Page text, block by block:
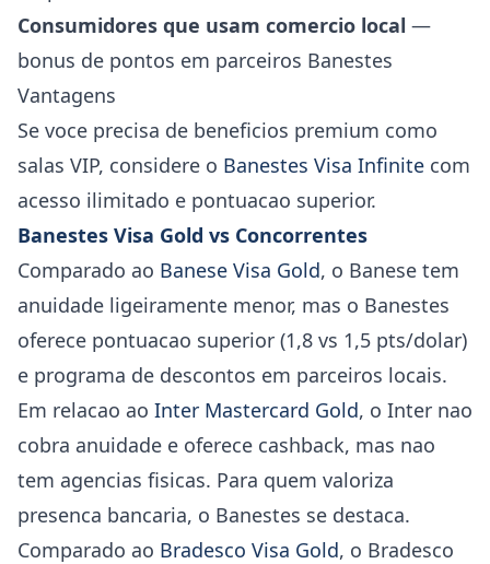
Consumidores que usam comercio local —
bonus de pontos em parceiros Banestes
Vantagens
Se voce precisa de beneficios premium como
salas VIP, considere o Banestes Visa Infinite com
acesso ilimitado e pontuacao superior.
Banestes Visa Gold vs Concorrentes
Comparado ao Banese Visa Gold, o Banese tem
anuidade ligeiramente menor, mas o Banestes
oferece pontuacao superior (1,8 vs 1,5 pts/dolar)
e programa de descontos em parceiros locais.
Em relacao ao Inter Mastercard Gold, o Inter nao
cobra anuidade e oferece cashback, mas nao
tem agencias fisicas. Para quem valoriza
presenca bancaria, o Banestes se destaca.
Comparado ao Bradesco Visa Gold, o Bradesco